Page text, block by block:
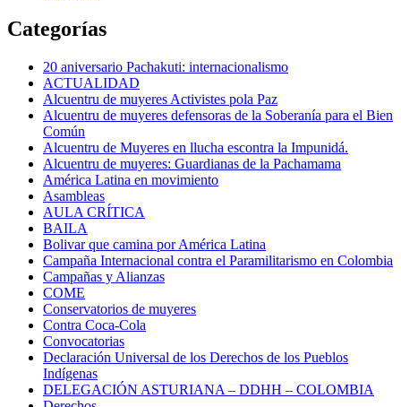
Categorías
20 aniversario Pachakuti: internacionalismo
ACTUALIDAD
Alcuentru de muyeres Activistes pola Paz
Alcuentru de muyeres defensoras de la Soberanía para el Bien
Común
Alcuentru de Muyeres en llucha escontra la Impunidá.
Alcuentru de muyeres: Guardianas de la Pachamama
América Latina en movimiento
Asambleas
AULA CRÍTICA
BAILA
Bolivar que camina por América Latina
Campaña Internacional contra el Paramilitarismo en Colombia
Campañas y Alianzas
COME
Conservatorios de muyeres
Contra Coca-Cola
Convocatorias
Declaración Universal de los Derechos de los Pueblos
Indígenas
DELEGACIÓN ASTURIANA – DDHH – COLOMBIA